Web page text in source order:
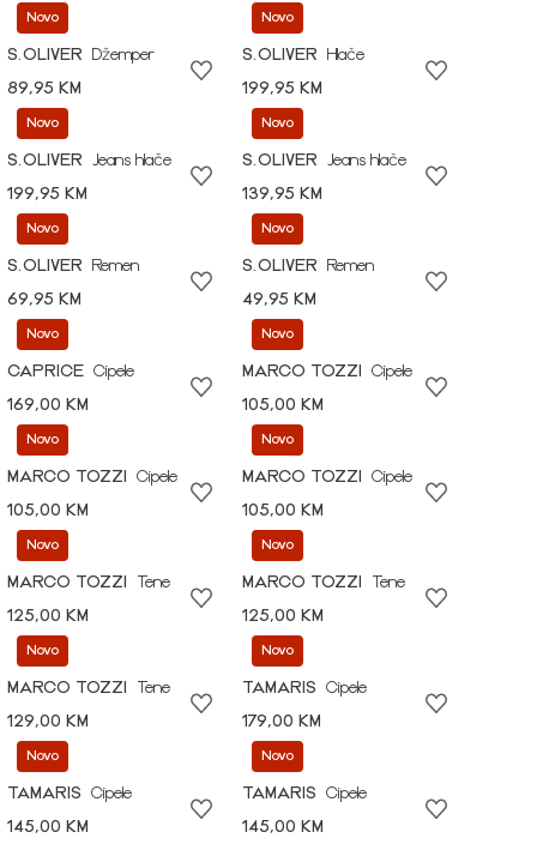
Novo
S.OLIVER
Džemper
89,95 KM
Novo
S.OLIVER
Hlače
199,95 KM
Novo
S.OLIVER
Jeans hlače
199,95 KM
Novo
S.OLIVER
Jeans hlače
139,95 KM
Novo
S.OLIVER
Remen
69,95 KM
Novo
S.OLIVER
Remen
49,95 KM
Novo
CAPRICE Cipele
169,00 KM
Novo
MARCO TOZZI
Cipele
105,00 KM
Novo
MARCO TOZZI
Cipele
105,00 KM
Novo
MARCO TOZZI
Cipele
105,00 KM
Novo
MARCO TOZZI
Tene
125,00 KM
Novo
MARCO TOZZI
Tene
125,00 KM
Novo
MARCO TOZZI
Tene
129,00 KM
Novo
TAMARIS
Cipele
179,00 KM
Novo
TAMARIS
Cipele
145,00 KM
Novo
TAMARIS
Cipele
145,00 KM